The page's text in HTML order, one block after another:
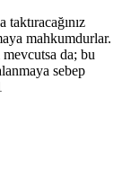
taktıracağınız
mahkumdurlar.
da; bu
sebep